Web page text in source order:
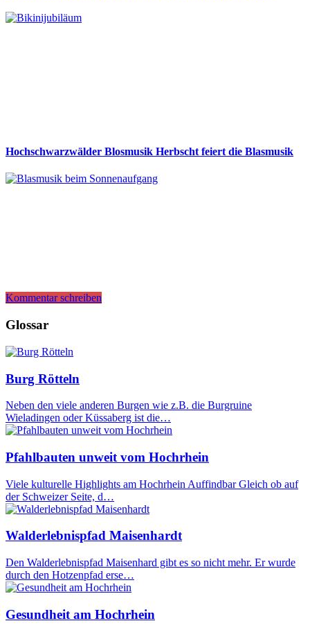
Hochschwarzwälder Blosmusik Herbscht feiert die Blasmusik
Kommentar schreiben
Glossar
Burg Rötteln
Neben den viele anderen Burgen wie z.B. die Burgruine
Wieladingen oder Küssaberg ist die…
Pfahlbauten unweit vom Hochrhein
Viele kulturelle Highlights am Hochrhein Auffindbar Gleich ob auf
der Schweizer Seite, d…
Walderlebnispfad Maisenhardt
Den Walderlebnispfad Maisenhard gibt es so nicht mehr. Er wurde
durch den Hotzenpfad erse…
Gesundheit am Hochrhein